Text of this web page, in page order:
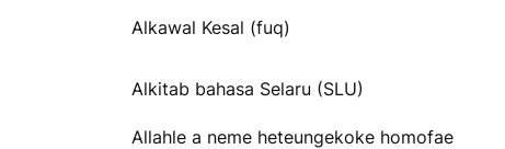
Alkawal Kesal (fuq)
Alkitab bahasa Selaru (SLU)
Allahle a neme heteungekoke homofae